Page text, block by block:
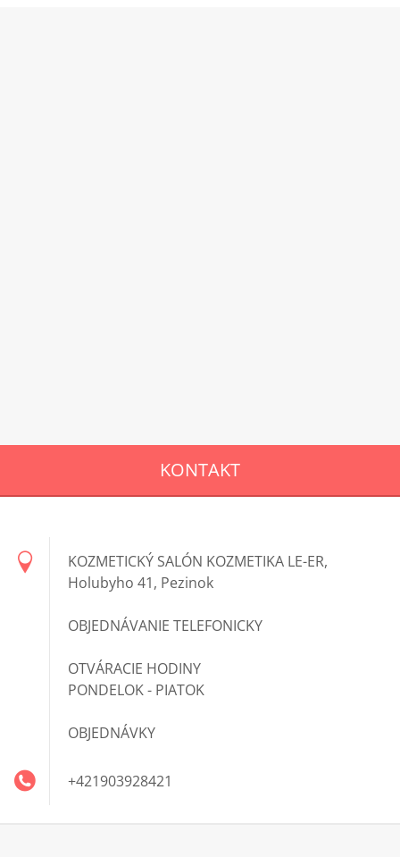
KONTAKT
KOZMETICKÝ SALÓN KOZMETIKA LE-ER,
Holubyho 41, Pezinok
OBJEDNÁVANIE TELEFONICKY
OTVÁRACIE HODINY
PONDELOK - PIATOK
OBJEDNÁVKY
+421903928421